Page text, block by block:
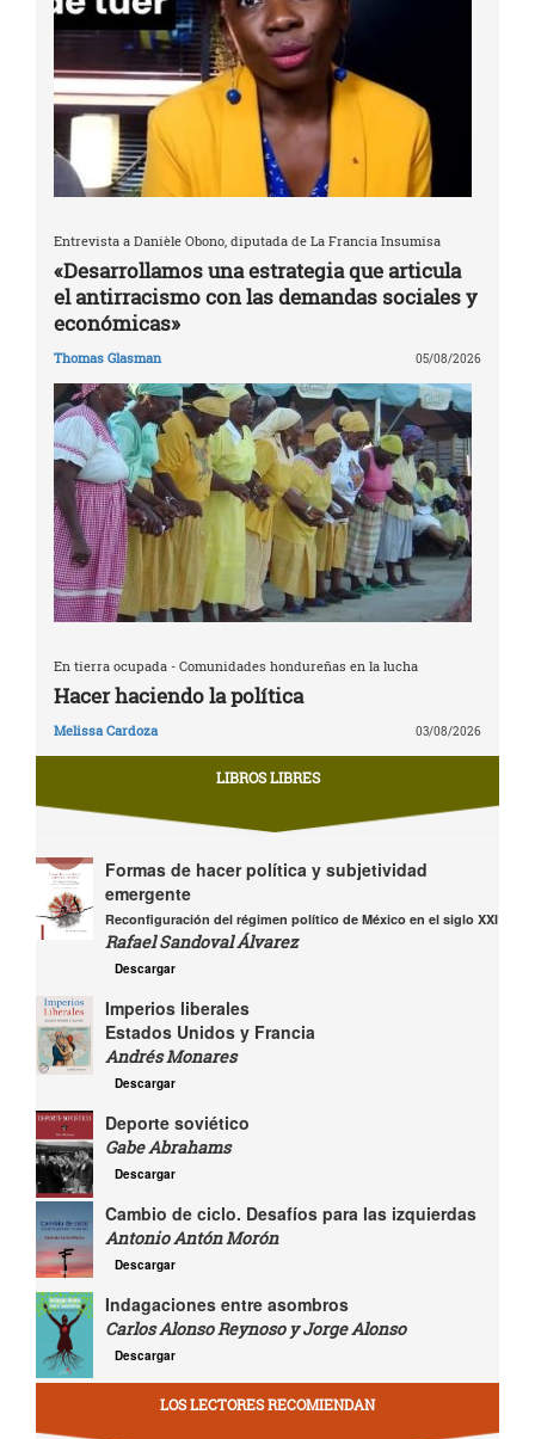
Entrevista a Danièle Obono, diputada de La Francia Insumisa
«Desarrollamos una estrategia que articula
el antirracismo con las demandas sociales y
económicas»
Thomas Glasman 05/08/2026
En tierra ocupada - Comunidades hondureñas en la lucha
Hacer haciendo la política
Melissa Cardoza 03/08/2026
LIBROS LIBRES
Formas de hacer política y subjetividad
emergente
Reconfiguración del régimen político de México en el siglo XXI
Rafael Sandoval Álvarez
Descargar
Imperios liberales
Estados Unidos y Francia
Andrés Monares
Descargar
Deporte soviético
Gabe Abrahams
Descargar
Cambio de ciclo. Desafíos para las izquierdas
Antonio Antón Morón
Descargar
Indagaciones entre asombros
Carlos Alonso Reynoso y Jorge Alonso
Descargar
LOS LECTORES RECOMIENDAN